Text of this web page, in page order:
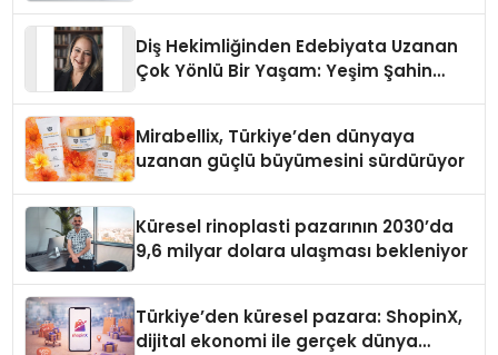
Diş Hekimliğinden Edebiyata Uzanan
Çok Yönlü Bir Yaşam: Yeşim Şahin
Mirabellix, Türkiye’den dünyaya
uzanan güçlü büyümesini sürdürüyor
Küresel rinoplasti pazarının 2030’da
9,6 milyar dolara ulaşması bekleniyor
Türkiye’den küresel pazara: ShopinX,
dijital ekonomi ile gerçek dünya